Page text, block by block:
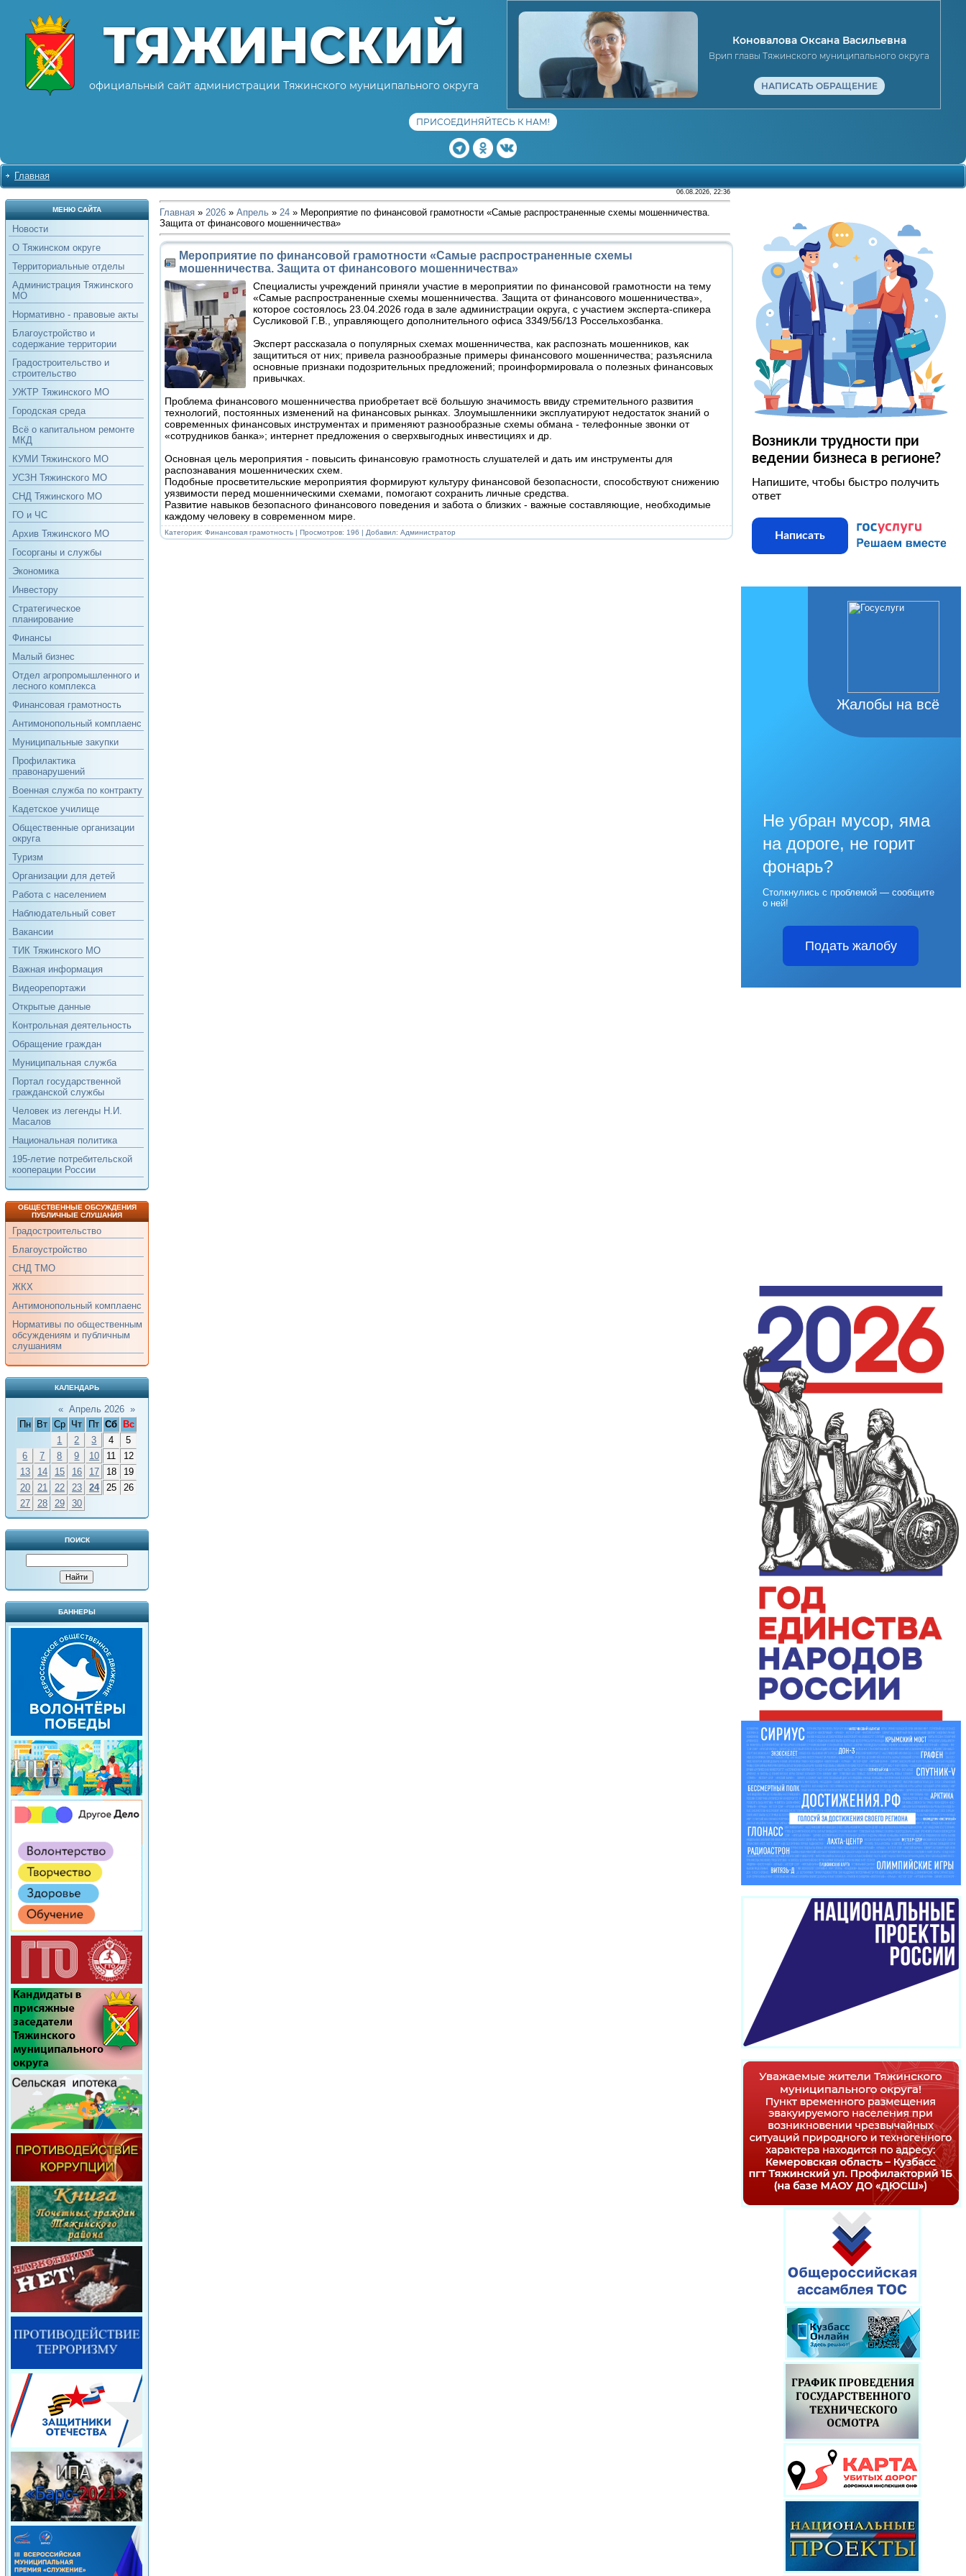
ТЯЖИНСКИЙ
официальный сайт администрации Тяжинского муниципального округа
Коновалова Оксана Васильевна
Врип главы Тяжинского муниципального округа
НАПИСАТЬ ОБРАЩЕНИЕ
ПРИСОЕДИНЯЙТЕСЬ К НАМ!
Главная
МЕНЮ САЙТА
Новости
О Тяжинском округе
Территориальные отделы
Администрация Тяжинского
МО
Нормативно - правовые акты
Благоустройство и
содержание территории
Градостроительство и
строительство
УЖТР Тяжинского МО
Городская среда
Всё о капитальном ремонте
МКД
КУМИ Тяжинского МО
УСЗН Тяжинского МО
СНД Тяжинского МО
ГО и ЧС
Архив Тяжинского МО
Госорганы и службы
Экономика
Инвестору
Стратегическое
планирование
Финансы
Малый бизнес
Отдел агропромышленного и
лесного комплекса
Финансовая грамотность
Антимонопольный комплаенс
Муниципальные закупки
Профилактика
правонарушений
Военная служба по контракту
Кадетское училище
Общественные организации
округа
Туризм
Организации для детей
Работа с населением
Наблюдательный совет
Вакансии
ТИК Тяжинского МО
Важная информация
Видеорепортажи
Открытые данные
Контрольная деятельность
Обращение граждан
Муниципальная служба
Портал государственной
гражданской службы
Человек из легенды Н.И.
Масалов
Национальная политика
195-летие потребительской
кооперации России
ОБЩЕСТВЕННЫЕ ОБСУЖДЕНИЯ
ПУБЛИЧНЫЕ СЛУШАНИЯ
Градостроительство
Благоустройство
СНД ТМО
ЖКХ
Антимонопольный комплаенс
Нормативы по общественным
обсуждениям и публичным
слушаниям
КАЛЕНДАРЬ
« Апрель 2026 »
Пн
Вт Ср Чт Пт Сб
Вс
1
2 3 4
5
6
7 8 9 10 11
12
13
14 15 16 17 18
19
20
21 22 23 24 25
26
27
28 29 30
ПОИСК
БАННЕРЫ
06.08.2026, 22:36
Главная» 2026 » Апрель » 24» Мероприятие по финансовой грамотности «Самые распространенные схемы мошенничества.
Защита от финансового мошенничества»
Мероприятие по финансовой грамотности «Самые распространенные схемы
мошенничества. Защита от финансового мошенничества»
Специалисты учреждений приняли участие в мероприятии по финансовой грамотности на тему
«Самые распространенные схемы мошенничества. Защита от финансового мошенничества»,
которое состоялось 23.04.2026 года в зале администрации округа, с участием эксперта-спикера
Сусликовой Г.В., управляющего дополнительного офиса 3349/56/13 Россельхозбанка.
Эксперт рассказала о популярных схемах мошенничества, как распознать мошенников, как
защититься от них; привела разнообразные примеры финансового мошенничества; разъяснила
основные признаки подозрительных предложений; проинформировала о полезных финансовых
привычках.
Проблема финансового мошенничества приобретает всё большую значимость ввиду стремительного развития
технологий, постоянных изменений на финансовых рынках. Злоумышленники эксплуатируют недостаток знаний о
современных финансовых инструментах и применяют разнообразные схемы обмана - телефонные звонки от
«сотрудников банка»; интернет предложения о сверхвыгодных инвестициях и др.
Основная цель мероприятия - повысить финансовую грамотность слушателей и дать им инструменты для
распознавания мошеннических схем.
Подобные просветительские мероприятия формируют культуру финансовой безопасности, способствуют снижению
уязвимости перед мошенническими схемами, помогают сохранить личные средства.
Развитие навыков безопасного финансового поведения и забота о близких - важные составляющие, необходимые
каждому человеку в современном мире.
Категория: Финансовая грамотность| Просмотров: 196 | Добавил: Администратор
Возникли трудности при
ведении бизнеса в регионе?
Напишите, чтобы быстро получить
ответ
Написать
Жалобы на всё
Не убран мусор, яма
на дороге, не горит
фонарь?
Столкнулись с проблемой — сообщите
о ней!
Подать жалобу